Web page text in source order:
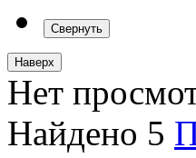
Свернуть
Наверх
Нет
Найдено 5